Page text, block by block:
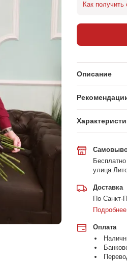
Как получить
Описание
улица
Доставка
По Санкт-
Подробнее
Оплата